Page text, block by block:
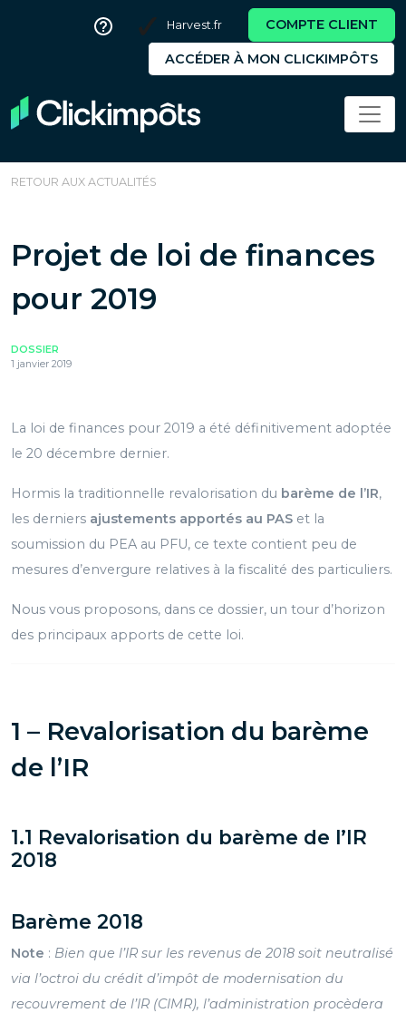
Harvest.fr COMPTE CLIENT
ACCÉDER À MON CLICKIMPÔTS
RETOUR AUX ACTUALITÉS
Projet de loi de finances
pour 2019
DOSSIER
1 janvier 2019
La loi de finances pour 2019 a été définitivement adoptée
le 20 décembre dernier.
Hormis la traditionnelle revalorisation du barème de l’IR,
les derniers ajustements apportés au PAS et la
soumission du PEA au PFU, ce texte contient peu de
mesures d’envergure relatives à la fiscalité des particuliers.
Nous vous proposons, dans ce dossier, un tour d’horizon
des principaux apports de cette loi.
1 – Revalorisation du barème
de l’IR
1.1 Revalorisation du barème de l’IR
2018
Barème 2018
Note : Bien que l’IR sur les revenus de 2018 soit neutralisé
via l’octroi du crédit d’impôt de modernisation du
recouvrement de l’IR (CIMR), l’administration procèdera